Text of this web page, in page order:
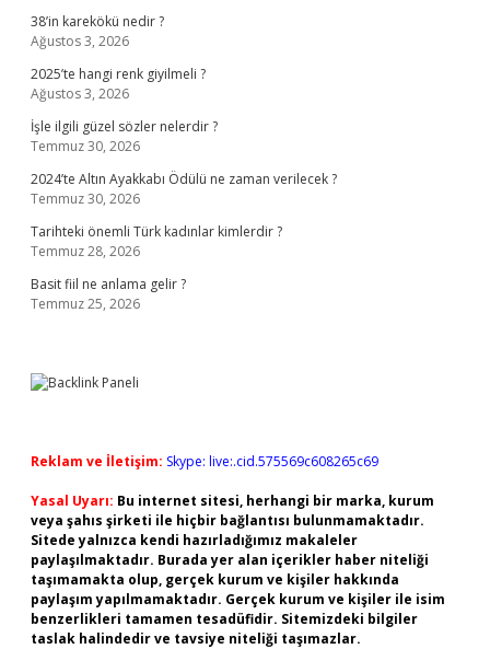
38’in karekökü nedir ?
Ağustos 3, 2026
2025’te hangi renk giyilmeli ?
Ağustos 3, 2026
İşle ilgili güzel sözler nelerdir ?
Temmuz 30, 2026
2024’te Altın Ayakkabı Ödülü ne zaman verilecek ?
Temmuz 30, 2026
Tarihteki önemli Türk kadınlar kimlerdir ?
Temmuz 28, 2026
Basit fiil ne anlama gelir ?
Temmuz 25, 2026
Reklam ve İletişim: Skype: live:.cid.575569c608265c69
Yasal Uyarı: Bu internet sitesi, herhangi bir marka, kurum
veya şahıs şirketi ile hiçbir bağlantısı bulunmamaktadır.
Sitede yalnızca kendi hazırladığımız makaleler
paylaşılmaktadır. Burada yer alan içerikler haber niteliği
taşımamakta olup, gerçek kurum ve kişiler hakkında
paylaşım yapılmamaktadır. Gerçek kurum ve kişiler ile isim
benzerlikleri tamamen tesadüfidir. Sitemizdeki bilgiler
taslak halindedir ve tavsiye niteliği taşımazlar.